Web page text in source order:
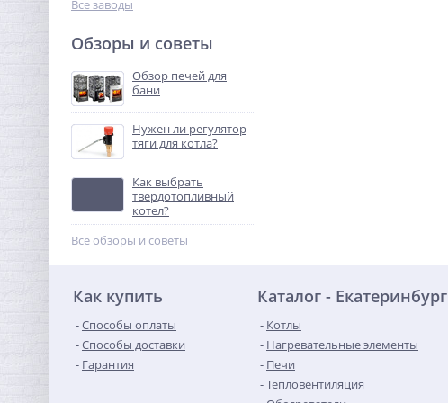
Все заводы
Обзоры и советы
Обзор печей для
бани
Нужен ли регулятор
тяги для котла?
Как выбрать
твердотопливный
котел?
Все обзоры и советы
Как купить
Способы оплаты
Способы доставки
Гарантия
Каталог - Екатеринбург
Котлы
Нагревательные элементы
Печи
Тепловентиляция